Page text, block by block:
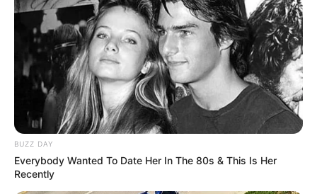
นิสัยใจร้อน โมโหง่าย หยกแดง แก้ปัญหาได้
9 เม.ย. 2015
BUZZ DAY
Everybody Wanted To Date Her In The 80s & This Is Her
Recently